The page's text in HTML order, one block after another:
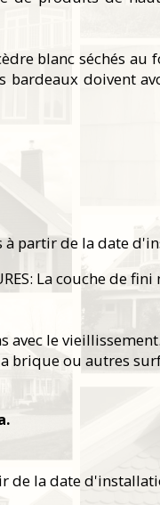
blanc séchés au
doivent
partir de la date
La couche
avec le vieillissement.
brique ou autres
de la date